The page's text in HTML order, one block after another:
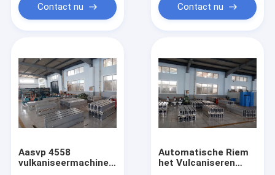
Contact nu Contact nu
Aasvp 4558
vulkaniseermachine
Automatische Riem
het Vulcaniseren